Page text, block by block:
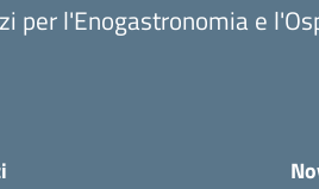
per l'Enogastronomia e